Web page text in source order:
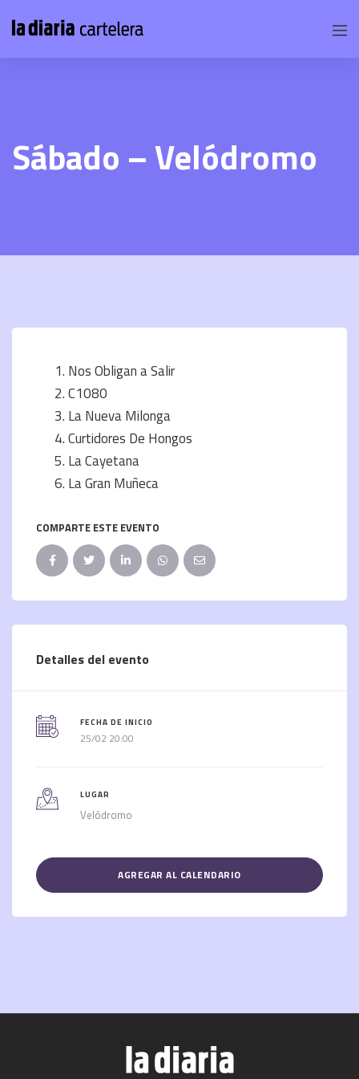
Sábado – Velódromo
Nos Obligan a Salir
C1080
La Nueva Milonga
Curtidores De Hongos
La Cayetana
La Gran Muñeca
COMPARTE ESTE EVENTO
Detalles del evento
FECHA DE INICIO
25/02 20:00
LUGAR
Velódromo
AGREGAR AL CALENDARIO